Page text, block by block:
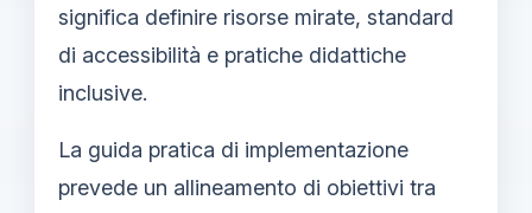
significa definire risorse mirate, standard
di accessibilità e pratiche didattiche
inclusive.
La guida pratica di implementazione
prevede un allineamento di obiettivi tra